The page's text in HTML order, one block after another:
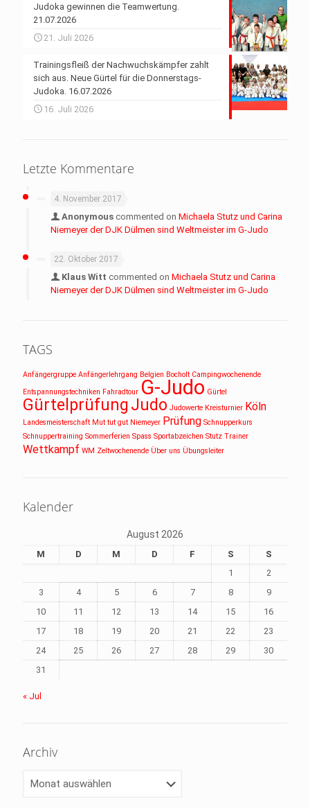
Judoka gewinnen die Teamwertung.
21.07.2026
21. Juli 2026
Trainingsfleiß der Nachwuchskämpfer zahlt
sich aus. Neue Gürtel für die Donnerstags-
Judoka. 16.07.2026
16. Juli 2026
Letzte Kommentare
4. November 2017
Anonymous commented on Michaela Stutz und Carina
Niemeyer der DJK Dülmen sind Weltmeister im G-Judo
22. Oktober 2017
Klaus Witt commented on Michaela Stutz und Carina
Niemeyer der DJK Dülmen sind Weltmeister im G-Judo
TAGS
Anfängergruppe Anfängerlehrgang Belgien Bocholt Campingwochenende
Entspannungstechniken Fahradtour G-Judo Gürtel
GürtelprüfungJudo Judowerte Kreisturnier Köln
Landesmeisterschaft Mut tut gut Niemeyer Prüfung Schnupperkurs
Schnuppertraining Sommerferien Spass Sportabzeichen Stutz Trainer
Wettkampf WM Zeltwochenende Über uns Übungsleiter
Kalender
August 2026
M D M D F S
S
1
2
3
4 5 6 7 8
9
10
11 12 13 14 15
16
17
18 19 20 21 22
23
24
25 26 27 28 29
30
31
« Jul
Archiv